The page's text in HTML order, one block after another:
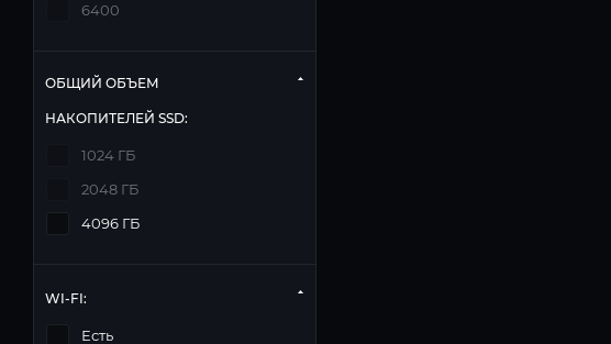
6400
ОБЩИЙ ОБЪЕМ
НАКОПИТЕЛЕЙ SSD:
1024 ГБ
2048 ГБ
4096 ГБ
WI-FI:
Есть